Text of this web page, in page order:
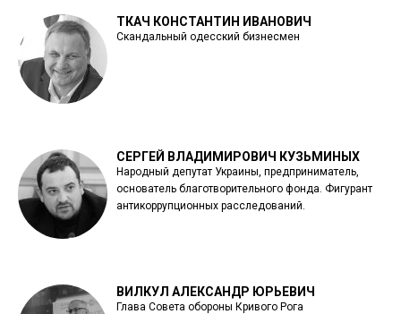
ТКАЧ КОНСТАНТИН ИВАНОВИЧ
Скандальный одесский бизнесмен
СЕРГЕЙ ВЛАДИМИРОВИЧ КУЗЬМИНЫХ
Народный депутат Украины, предприниматель,
основатель благотворительного фонда. Фигурант
антикоррупционных расследований.
ВИЛКУЛ АЛЕКСАНДР ЮРЬЕВИЧ
Глава Совета обороны Кривого Рога